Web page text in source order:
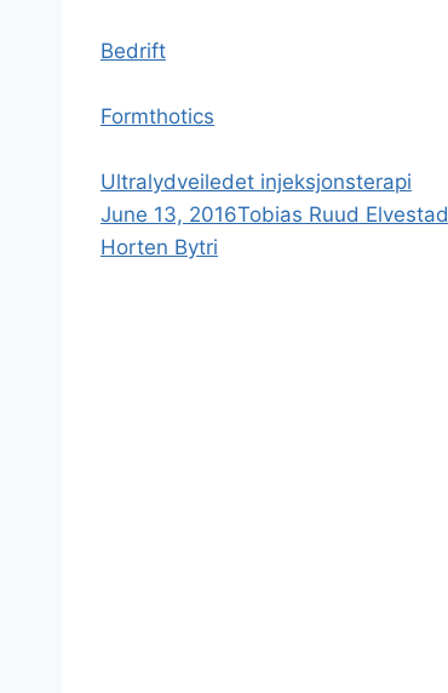
Bedrift
Formthotics
Ultralydveiledet injeksjonsterapi
June 13, 2016Tobias Ruud Elvestad
Horten Bytri